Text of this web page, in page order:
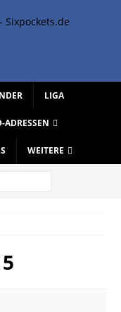
LIGA
ADRESSEN
WEITERE